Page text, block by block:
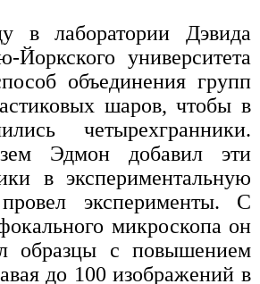
в лаборатории Дэвида
университета
объединения групп
шаров, чтобы в
четырехгранники.
Эдмон добавил эти
в экспериментальную
эксперименты. С
микроскопа он
образцы с повышением
до 100 изображений в